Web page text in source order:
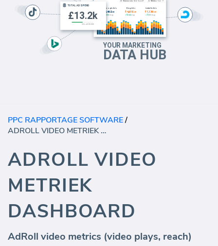
PPC RAPPORTAGE SOFTWARE/
ADROLL VIDEO METRIEK DASHBOARD
ADROLL VIDEO
METRIEK
DASHBOARD
AdRoll video metrics (video plays, reach)